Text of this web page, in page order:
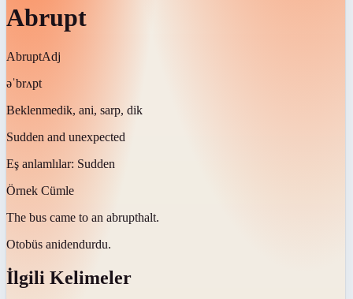
Abrupt
AbruptAdj
əˈbrʌpt
Beklenmedik, ani, sarp, dik
Sudden and unexpected
Eş anlamlılar: Sudden
Örnek Cümle
The bus came to an abrupthalt.
Otobüs anidendurdu.
İlgili Kelimeler